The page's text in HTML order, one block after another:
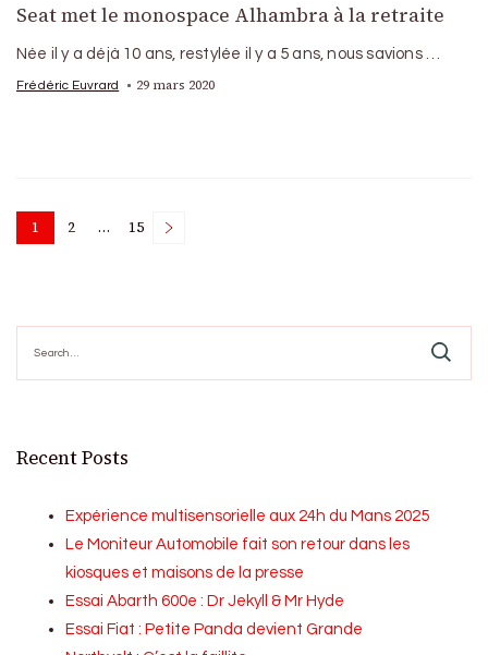
Seat met le monospace Alhambra à la retraite
Née il y a déjà 10 ans, restylée il y a 5 ans, nous savions …
Frédéric Euvrard 29 mars 2020
Posts
Page
1 Page
2 … Page
15
for:
Recent Posts
Expérience multisensorielle aux 24h du Mans 2025
Le Moniteur Automobile fait son retour dans les
kiosques et maisons de la presse
Essai Abarth 600e : Dr Jekyll & Mr Hyde
Essai Fiat : Petite Panda devient Grande